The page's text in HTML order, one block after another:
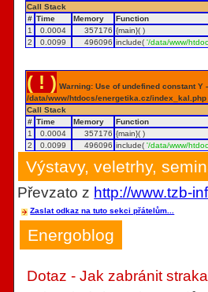
Call Stack
# Time Memory
Function
1
0.0004 357176 {main}( )
2
0.0099 496096 include('/data/www/
( ! ) Warning: Use of undefined constant
/data/www/htdocs/energetika.cz/
Call Stack
# Time Memory
Function
1
0.0004 357176 {main}( )
2
0.0099 496096 include('/data/www/
Výstavy, veletrhy,
Převzato z http://www.tzb-
Zaslat odkaz na tuto sekci přátelům...
Energoblog
Dotaz - Jak zabránit